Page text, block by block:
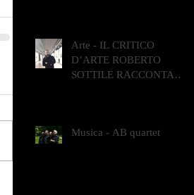
Arte - IL CRITICO
D’ARTE ROBERTO
SOTTILE RACCONTA
Musica - AB quartet